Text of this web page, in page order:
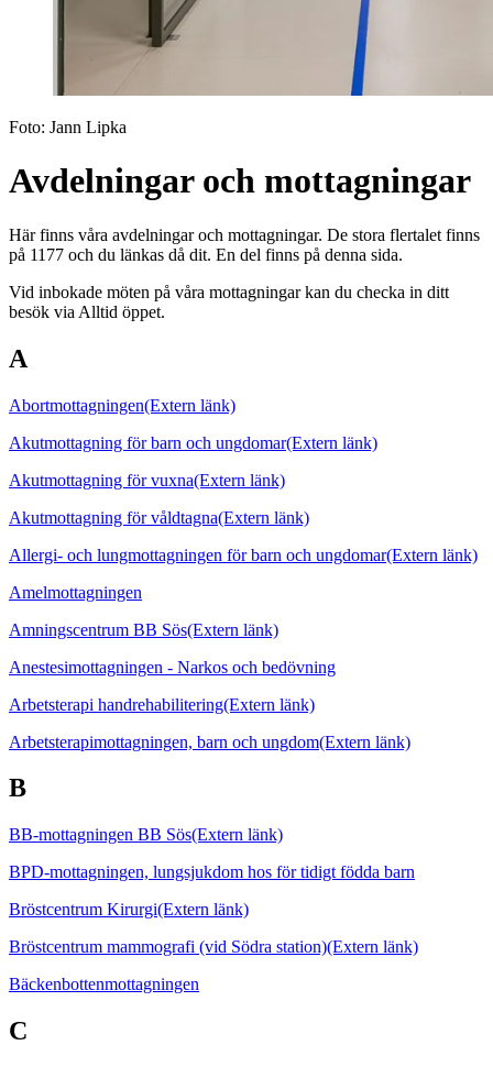
Foto: Jann Lipka
Avdelningar och mottagningar
Här finns våra avdelningar och mottagningar. De stora flertalet finns
på 1177 och du länkas då dit. En del finns på denna sida.
Vid inbokade möten på våra mottagningar kan du checka in ditt
besök via Alltid öppet.
A
Abortmottagningen(Extern länk)
Akutmottagning för barn och ungdomar(Extern länk)
Akutmottagning för vuxna(Extern länk)
Akutmottagning för våldtagna(Extern länk)
Allergi- och lungmottagningen för barn och ungdomar(Extern länk)
Amelmottagningen
Amningscentrum BB Sös(Extern länk)
Anestesimottagningen - Narkos och bedövning
Arbetsterapi handrehabilitering(Extern länk)
Arbetsterapimottagningen, barn och ungdom(Extern länk)
B
BB-mottagningen BB Sös(Extern länk)
BPD-mottagningen, lungsjukdom hos för tidigt födda barn
Bröstcentrum Kirurgi(Extern länk)
Bröstcentrum mammografi (vid Södra station)(Extern länk)
Bäckenbottenmottagningen
C